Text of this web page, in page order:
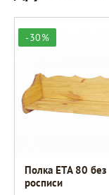
-30%
Полка ETA 80 без
росписи